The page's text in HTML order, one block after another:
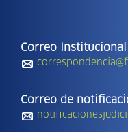
Correo Institucional
Correo de